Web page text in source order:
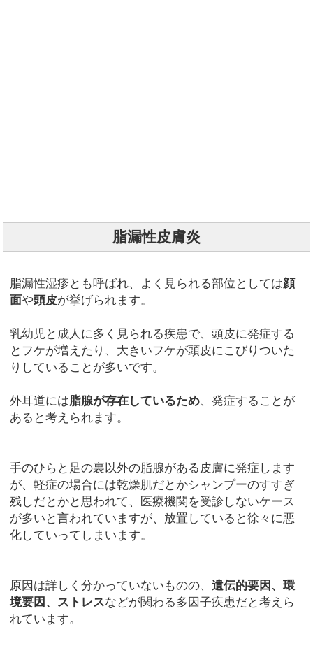
脂漏性皮膚炎
脂漏性湿疹とも呼ばれ、よく見られる部位としては顔
面や頭皮が挙げられます。
乳幼児と成人に多く見られる疾患で、頭皮に発症する
とフケが増えたり、大きいフケが頭皮にこびりついた
りしていることが多いです。
外耳道には 脂腺が存在しているため 、発症することが
あると考えられます。
手のひらと足の裏以外の脂腺がある皮膚に発症します
が、軽症の場合には乾燥肌だとかシャンプーのすすぎ
残しだとかと思われて、医療機関を受診しないケース
が多いと言われていますが、放置していると徐々に悪
化していってしまいます。
原因は詳しく分かっていないものの、遺伝的要因、環
境要因、ストレスなどが関わる多因子疾患だと考えら
れています。